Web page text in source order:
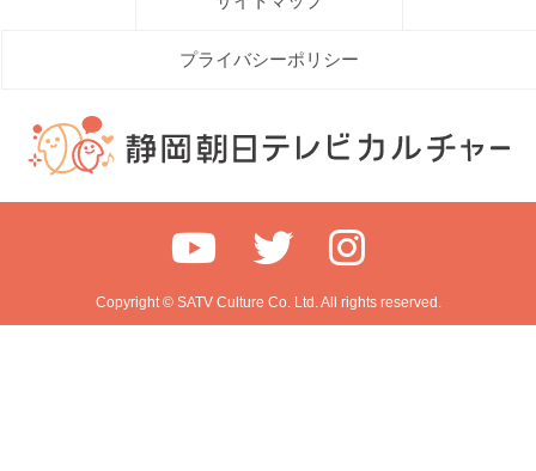
プライバシーポリシー
Copyright © SATV Culture Co. Ltd. All rights reserved.